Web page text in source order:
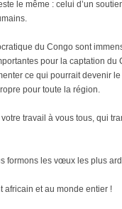
le même : celui d’un
du Congo sont
pour la captation du
ce qui pourrait devenir
pour toute la région.
travail à vous tous, qui
formons les vœux les plus
africain et au monde entier !